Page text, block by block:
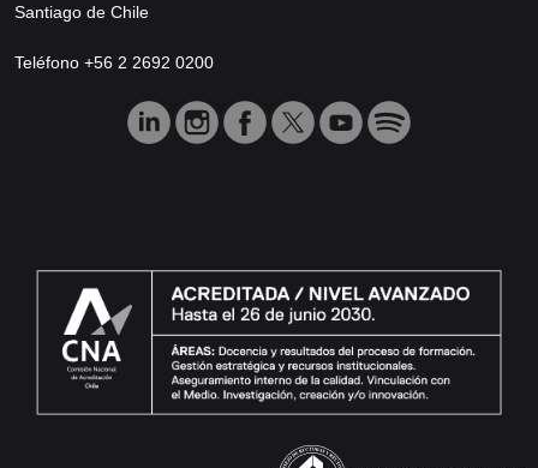
Santiago de Chile
Teléfono +56 2 2692 0200